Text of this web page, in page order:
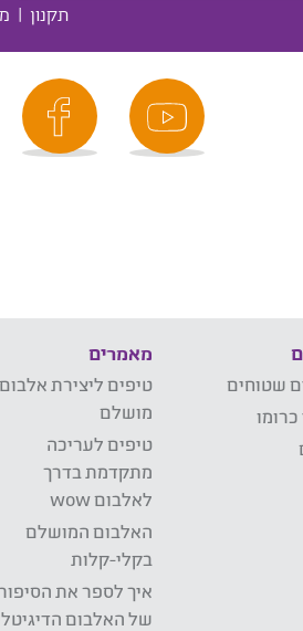
תקנון |
שטוחים
מאמרים
טיפים ליצירת אלבום
מושלם
טיפים לעריכה
מתקדמת בדרך
לאלבום wow
האלבום המושלם
בקלי-קלות
איך לספר את
של האלבום